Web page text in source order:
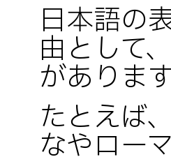
日本語の
由として
があります
たとえば
なやロー